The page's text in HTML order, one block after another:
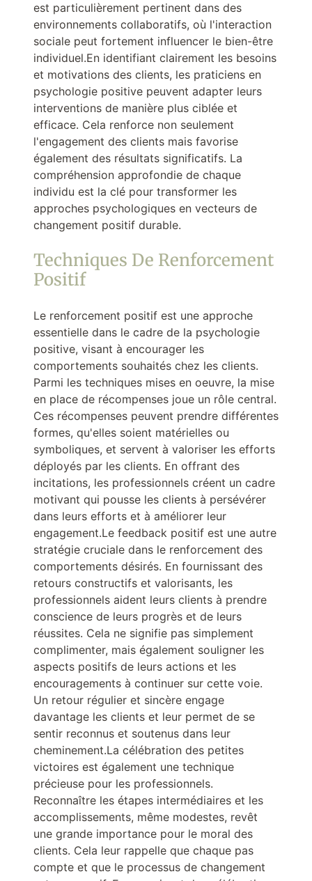
est particulièrement pertinent dans des
environnements collaboratifs, où l'interaction
sociale peut fortement influencer le bien-être
individuel.En identifiant clairement les besoins
et motivations des clients, les praticiens en
psychologie positive peuvent adapter leurs
interventions de manière plus ciblée et
efficace. Cela renforce non seulement
l'engagement des clients mais favorise
également des résultats significatifs. La
compréhension approfondie de chaque
individu est la clé pour transformer les
approches psychologiques en vecteurs de
changement positif durable.
Techniques De Renforcement
Positif
Le renforcement positif est une approche
essentielle dans le cadre de la psychologie
positive, visant à encourager les
comportements souhaités chez les clients.
Parmi les techniques mises en oeuvre, la mise
en place de récompenses joue un rôle central.
Ces récompenses peuvent prendre différentes
formes, qu'elles soient matérielles ou
symboliques, et servent à valoriser les efforts
déployés par les clients. En offrant des
incitations, les professionnels créent un cadre
motivant qui pousse les clients à persévérer
dans leurs efforts et à améliorer leur
engagement.Le feedback positif est une autre
stratégie cruciale dans le renforcement des
comportements désirés. En fournissant des
retours constructifs et valorisants, les
professionnels aident leurs clients à prendre
conscience de leurs progrès et de leurs
réussites. Cela ne signifie pas simplement
complimenter, mais également souligner les
aspects positifs de leurs actions et les
encouragements à continuer sur cette voie.
Un retour régulier et sincère engage
davantage les clients et leur permet de se
sentir reconnus et soutenus dans leur
cheminement.La célébration des petites
victoires est également une technique
précieuse pour les professionnels.
Reconnaître les étapes intermédiaires et les
accomplissements, même modestes, revêt
une grande importance pour le moral des
clients. Cela leur rappelle que chaque pas
compte et que le processus de changement